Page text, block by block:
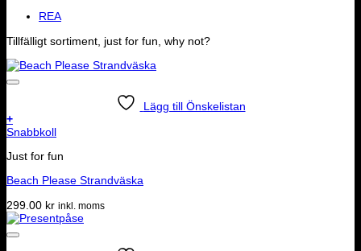
REA
Tillfälligt sortiment, just for fun, why not?
Lägg till Önskelistan
+
Snabbkoll
Just for fun
Beach Please Strandväska
299.00 kr inkl. moms